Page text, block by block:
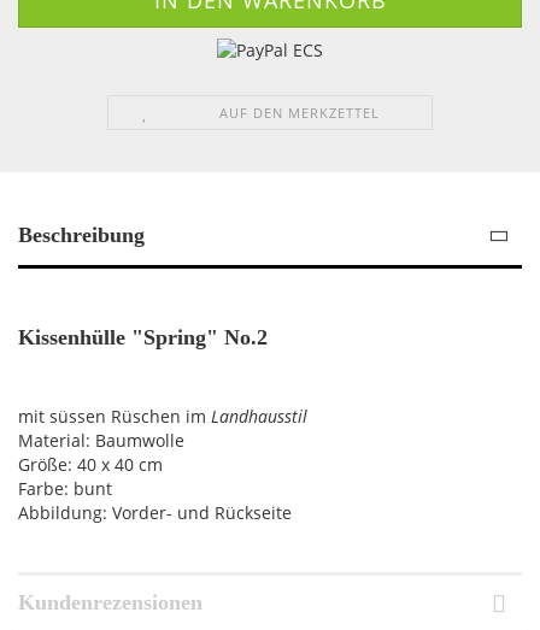
AUF DEN MERKZETTEL
Beschreibung
Kissenhülle "Spring" No.2
mit süssen Rüschen im Landhausstil
Material: Baumwolle
Größe: 40 x 40 cm
Farbe: bunt
Abbildung: Vorder- und Rückseite
Kundenrezensionen